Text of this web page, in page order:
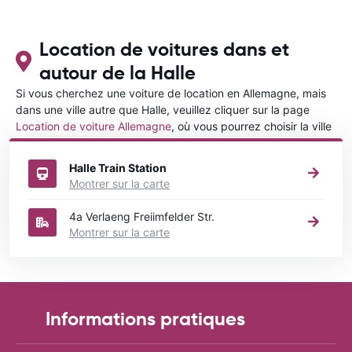
Location de voitures dans et
autour de la Halle
Si vous cherchez une voiture de location en Allemagne, mais
dans une ville autre que Halle, veuillez cliquer sur la page
Location de voiture Allemagne, où vous pourrez choisir la ville
dans le Allemagne où vous souhaitez louer une voiture.
Halle Train Station
Montrer sur la carte
4a Verlaeng Freiimfelder Str.
Montrer sur la carte
Informations pratiques